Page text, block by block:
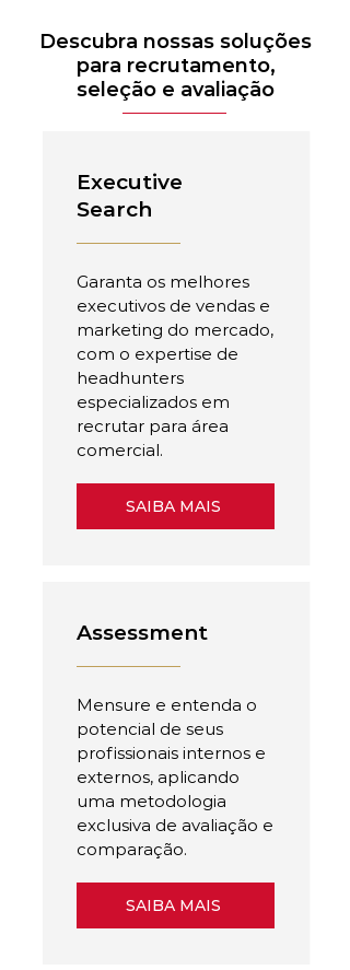
Descubra nossas soluções
para recrutamento,
seleção e avaliação
Executive
Search
Garanta os melhores
executivos de vendas e
marketing do mercado,
com o expertise de
headhunters
especializados em
recrutar para área
comercial.
SAIBA MAIS
Assessment
Mensure e entenda o
potencial de seus
profissionais internos e
externos, aplicando
uma metodologia
exclusiva de avaliação e
comparação.
SAIBA MAIS